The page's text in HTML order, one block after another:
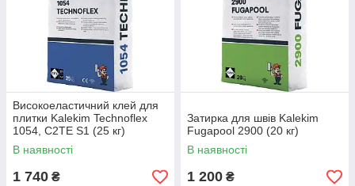
Високоеластичний клей для
плитки Kalekim Technoflex
1054, C2TE S1 (25 кг)
В наявності
1 740 ₴
Затирка для швів Kalekim
Fugapool 2900 (20 кг)
В наявності
1 200 ₴